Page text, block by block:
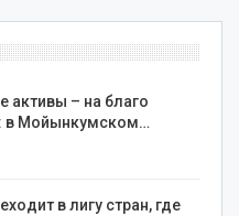
активы – на благо
в Мойынкумском…
в лигу стран, где